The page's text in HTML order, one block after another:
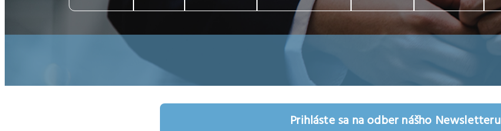
Prihláste sa na odber nášho Newsletteru